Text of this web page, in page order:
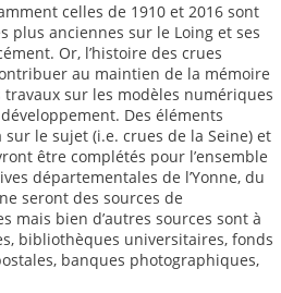
celles de 1910 et 2016 sont
plus anciennes sur le Loing et ses
Or, l’histoire des crues
au maintien de la mémoire
sur les modèles numériques
Des éléments
le sujet (i.e. crues de la Seine) et
être complétés pour l’ensemble
départementales de l’Yonne, du
seront des sources de
mais bien d’autres sources sont à
bibliothèques universitaires, fonds
banques photographiques,